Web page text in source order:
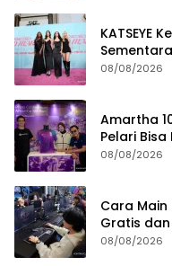
KATSEYE
08/08/2026
Amartha
Pelari
08/08/2026
Cara Main
Gratis
08/08/2026